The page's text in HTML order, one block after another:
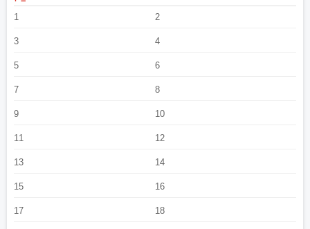
1 2
3 4
5 6
7 8
9 10
11 12
13 14
15 16
17 18